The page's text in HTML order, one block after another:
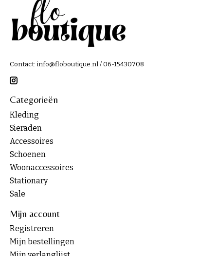
Contact: info@floboutique.nl/ 06-15430708
Categorieën
Kleding
Sieraden
Accessoires
Schoenen
Woonaccessoires
Stationary
Sale
Mijn account
Registreren
Mijn bestellingen